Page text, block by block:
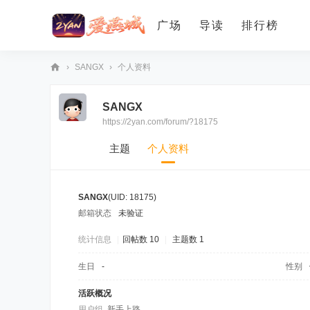
广场 导读 排行榜
› SANGX › 个人资料
SANGX
https://2yan.com/forum/?18175
主题 个人资料
SANGX(UID: 18175)
邮箱状态
未验证
统计信息 回帖数 10 主题数 1
生日 - 性别
活跃概况